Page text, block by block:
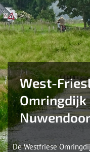
West-
Omringdijk
De Westfriese